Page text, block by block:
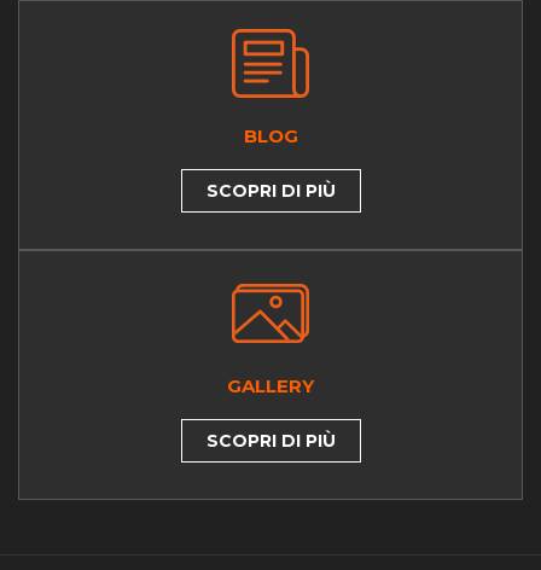
BLOG
SCOPRI DI PIÙ
GALLERY
SCOPRI DI PIÙ